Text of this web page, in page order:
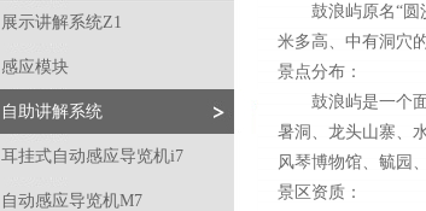
展示讲解系统Z1
感应模块
自助讲解系统
耳挂式自动感应导览机i7
自动感应导览机M7
鼓浪屿原名“圆沙
米多高、中有洞穴
景点分布：
鼓浪屿是一个面
暑洞、龙头山寨、
风琴博物馆、毓园
景区资质：